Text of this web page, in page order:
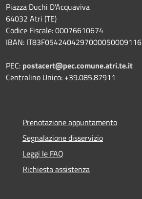
Piazza Duchi D'Acquaviva
64032 Atri (TE)
Codice Fiscale: 00076610674
IBAN: IT83F0542404297000050009116
PEC: postacert@pec.comune.atri.te.it
Centralino Unico: +39.085.87911
Prenotazione appuntamento
Segnalazione disservizio
Leggi le FAQ
Richiesta assistenza